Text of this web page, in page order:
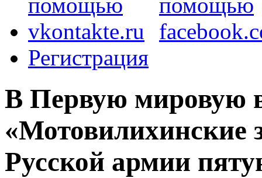
Регистрация
В Первую мировую
«Мотовилихинские
Русской армии